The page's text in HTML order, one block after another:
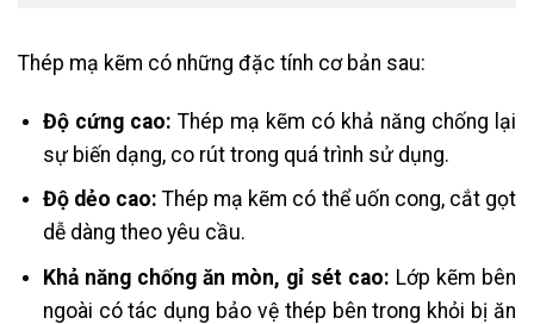
Thép mạ kẽm có những đặc tính cơ bản sau:
Độ cứng cao: Thép mạ kẽm có khả năng chống lại
sự biến dạng, co rút trong quá trình sử dụng.
Độ dẻo cao: Thép mạ kẽm có thể uốn cong, cắt gọt
dễ dàng theo yêu cầu.
Khả năng chống ăn mòn, gỉ sét cao: Lớp kẽm bên
ngoài có tác dụng bảo vệ thép bên trong khỏi bị ăn